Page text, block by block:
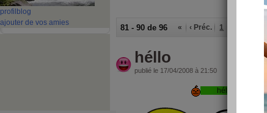
profil blog
ajouter de vos amies
81 - 90 de 96 « ‹ Préc. 1
héllo
publié le 17/04/2008 à 21:50
héllo